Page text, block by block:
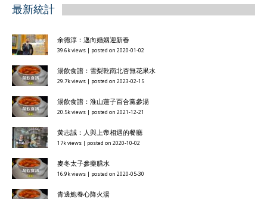
最新統計
余德淳：邁向婚姻迎新春
39.6k views | posted on 2020-01-02
湯飲食譜：雪梨乾南北杏無花果水
29.7k views | posted on 2023-02-15
湯飲食譜：淮山蓮子百合黨參湯
20.5k views | posted on 2021-12-21
黃志誠：人與上帝相遇的餐廳
17k views | posted on 2020-10-02
麥冬太子參藥膳水
16.9k views | posted on 2020-05-30
青邊鮑養心降火湯